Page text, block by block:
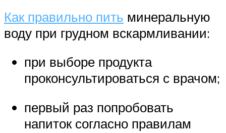
Как правильно пить минеральную
воду при грудном вскармливании:
при выборе продукта
проконсультироваться с врачом;
первый раз попробовать
напиток согласно правилам